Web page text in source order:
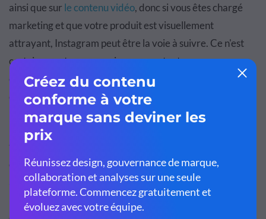
ainsi que sur le contenu vidéo, donc si vous êtes chargé
marketing et que votre produit est visuellement
attrayant, Instagram peut être la voie à suivre. Ce n'est
certainement pas une exigence, car toute personne
capable d'intégrer des composants de médias visuels
dans son plan publicitaire réussira tout aussi bien.
Les marketeurs doivent également tenir compte de la
tranche d'âge de leurs marchés cibles. Dans le cas
d'Instagram, la plupart des utilisateurs ont entre18 et 29
ans et ont tendance à être davantage des femmes et des
minorités. Si ces facteurs correspondent aux données